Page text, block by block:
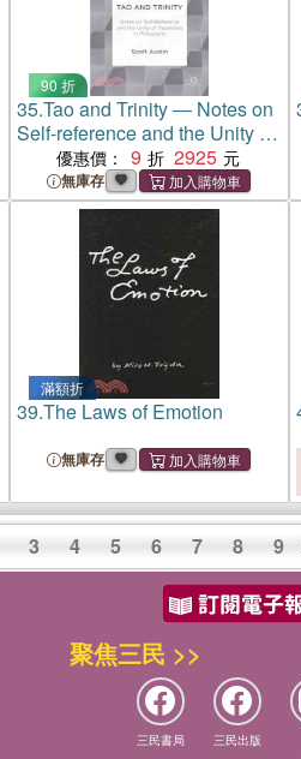
90 折
35.Tao and Trinity ― Notes on
Self-reference and the Unity of
Opposites in Philosophy
優惠價： 9 2925
無庫存
滿額折
39.The Laws of Emotion
無庫存
3 4 5 6 7 8 9
聚焦三民 >>
三民書局 三民出版